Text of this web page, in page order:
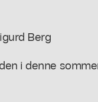
Berg
i denne